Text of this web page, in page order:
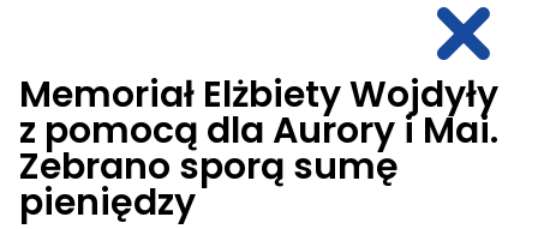
Memoriał Elżbiety Wojdyły
z pomocą dla Aurory i Mai.
Zebrano sporą sumę
pieniędzy